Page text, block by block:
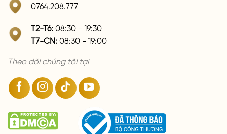
0764.208.777
T2-T6: 08:30 - 19:30
T7-CN: 08:30 - 19:00
Theo dõi chúng tôi tại